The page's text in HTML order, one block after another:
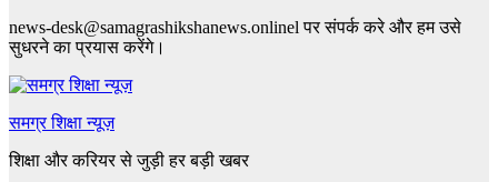
news-desk@samagrashikshanews.onlinel पर संपर्क करे और हम उसे
सुधरने का प्रयास करेंगे।
समग्र शिक्षा न्यूज़
शिक्षा और करियर से जुड़ी हर बड़ी खबर